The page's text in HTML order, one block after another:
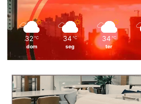
32 ℃
dom
34 ℃
seg
34 ℃
ter